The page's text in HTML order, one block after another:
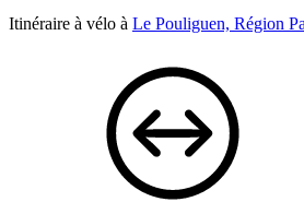
Itinéraire à vélo à Le Pouliguen, Région